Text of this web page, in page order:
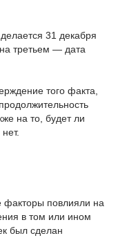
31 декабря
третьем — дата
того факта,
на то, будет ли
факторы повлияли на
в том или ином
был сделан